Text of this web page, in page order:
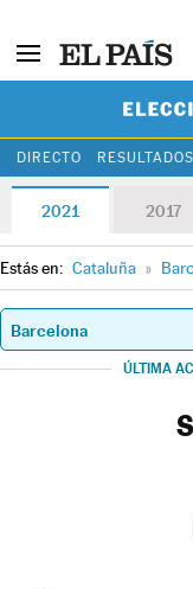
DIRECTO
2021 2017
Estás en: Cataluña »
ÚLTIMA